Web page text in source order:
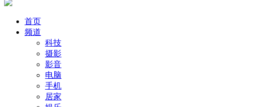
首页
频道
科技
摄影
影音
电脑
手机
居家